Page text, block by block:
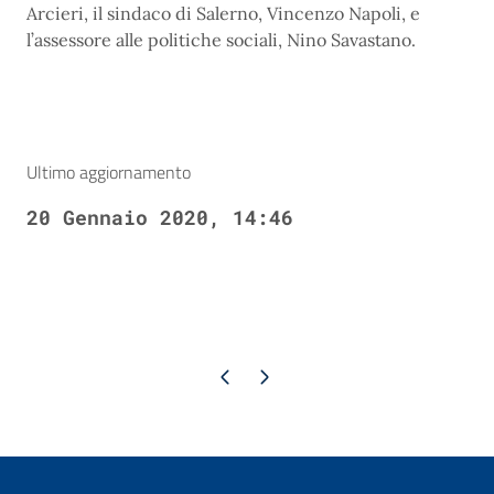
Arcieri, il sindaco di Salerno, Vincenzo Napoli, e
l’assessore alle politiche sociali, Nino Savastano.
Ultimo aggiornamento
20 Gennaio 2020, 14:46
Pagina precedente
Pagina successiva